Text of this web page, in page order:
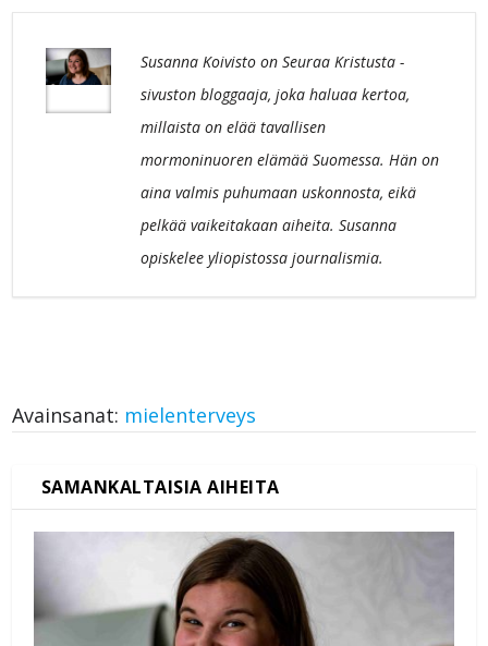
Susanna Koivisto on Seuraa Kristusta -
sivuston bloggaaja, joka haluaa kertoa,
millaista on elää tavallisen
mormoninuoren elämää Suomessa. Hän on
aina valmis puhumaan uskonnosta, eikä
pelkää vaikeitakaan aiheita. Susanna
opiskelee yliopistossa journalismia.
Avainsanat: mielenterveys